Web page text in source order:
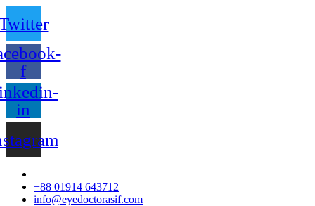
f
in
+88 01914 643712
info@eyedoctorasif.com